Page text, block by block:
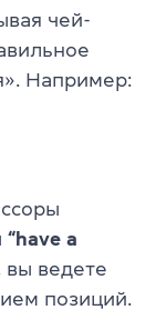
чей-
Например:
“have a
вы ведете
позиций.